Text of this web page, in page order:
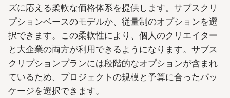
ズに応える柔軟な価格体系を提供します。サブスクリ
プションベースのモデルか、従量制のオプションを選
択できます。この柔軟性により、個人のクリエイター
と大企業の両方が利用できるようになります。サブス
クリプションプランには段階的なオプションが含まれ
ているため、プロジェクトの規模と予算に合ったパッ
ケージを選択できます。